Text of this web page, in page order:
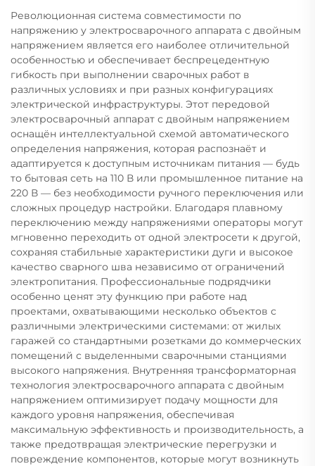
Революционная система совместимости по
напряжению у электросварочного аппарата с двойным
напряжением является его наиболее отличительной
особенностью и обеспечивает беспрецедентную
гибкость при выполнении сварочных работ в
различных условиях и при разных конфигурациях
электрической инфраструктуры. Этот передовой
электросварочный аппарат с двойным напряжением
оснащён интеллектуальной схемой автоматического
определения напряжения, которая распознаёт и
адаптируется к доступным источникам питания — будь
то бытовая сеть на 110 В или промышленное питание на
220 В — без необходимости ручного переключения или
сложных процедур настройки. Благодаря плавному
переключению между напряжениями операторы могут
мгновенно переходить от одной электросети к другой,
сохраняя стабильные характеристики дуги и высокое
качество сварного шва независимо от ограничений
электропитания. Профессиональные подрядчики
особенно ценят эту функцию при работе над
проектами, охватывающими несколько объектов с
различными электрическими системами: от жилых
гаражей со стандартными розетками до коммерческих
помещений с выделенными сварочными станциями
высокого напряжения. Внутренняя трансформаторная
технология электросварочного аппарата с двойным
напряжением оптимизирует подачу мощности для
каждого уровня напряжения, обеспечивая
максимальную эффективность и производительность, а
также предотвращая электрические перегрузки и
повреждение компонентов, которые могут возникнуть